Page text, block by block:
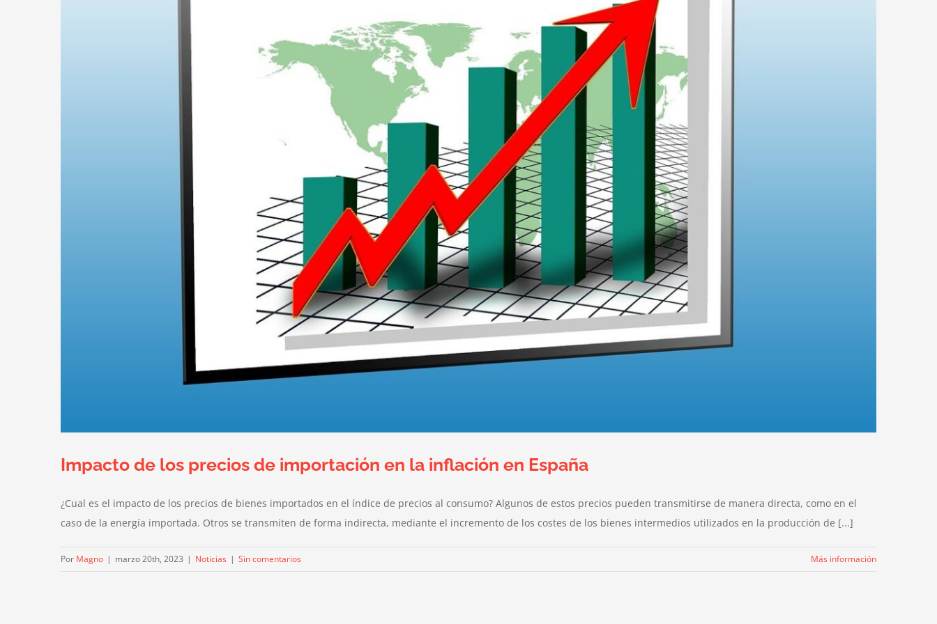
Impacto de los precios de importación en la inflación en España
¿Cual es el impacto de los precios de bienes importados en el índice de precios al consumo? Algunos de estos precios pueden transmitirse de manera directa, como en el
caso de la energía importada. Otros se transmiten de forma indirecta, mediante el incremento de los costes de los bienes intermedios utilizados en la producción de [...]
Por Magno | marzo 20th, 2023 | Noticias | Sin comentarios Más información